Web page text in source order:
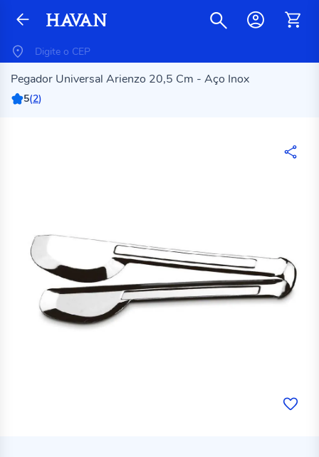
Pegador Universal Arienzo 20,5 Cm - Aço Inox
5(2)